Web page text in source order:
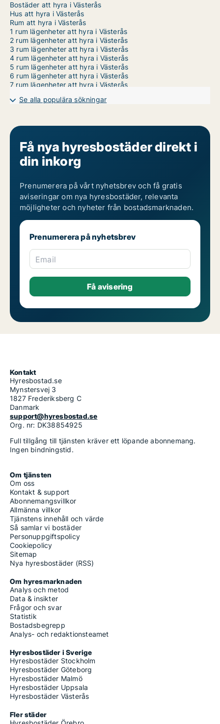
Bostäder att hyra i Västerås
Hus att hyra i Västerås
Rum att hyra i Västerås
1 rum lägenheter att hyra i Västerås
2 rum lägenheter att hyra i Västerås
3 rum lägenheter att hyra i Västerås
4 rum lägenheter att hyra i Västerås
5 rum lägenheter att hyra i Västerås
6 rum lägenheter att hyra i Västerås
7 rum lägenheter att hyra i Västerås
Se alla populära sökningar
Få nya hyresbostäder direkt i
din inkorg
Prenumerera på vårt nyhetsbrev och få gratis
aviseringar om nya hyresbostäder, relevanta
möjligheter och nyheter från bostadsmarknaden.
Prenumerera på nyhetsbrev
Email
Kontakt
Hyresbostad.se
Mynstersvej 3
1827 Frederiksberg C
Danmark
support@hyresbostad.se
Org. nr: DK38854925
Full tillgång till tjänsten kräver ett löpande abonnemang.
Ingen bindningstid.
Om tjänsten
Om oss
Kontakt & support
Abonnemangsvillkor
Allmänna villkor
Tjänstens innehåll och värde
Så samlar vi bostäder
Personuppgiftspolicy
Cookiepolicy
Sitemap
Nya hyresbostäder (RSS)
Om hyresmarknaden
Analys och metod
Data & insikter
Frågor och svar
Statistik
Bostadsbegrepp
Analys- och redaktionsteamet
Hyresbostäder i Sverige
Hyresbostäder Stockholm
Hyresbostäder Göteborg
Hyresbostäder Malmö
Hyresbostäder Uppsala
Hyresbostäder Västerås
Fler städer